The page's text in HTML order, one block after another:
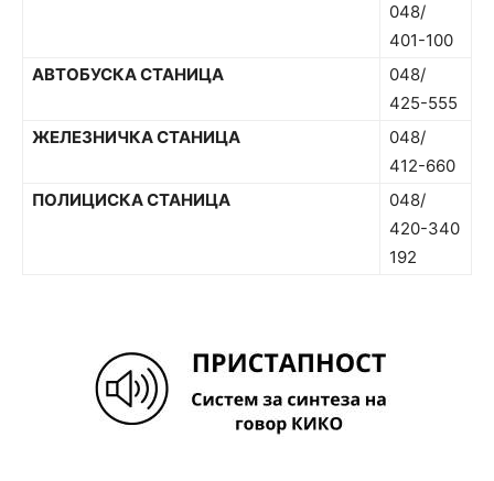
048/
401-100
АВТОБУСКА СТАНИЦА
048/
425-555
ЖЕЛЕЗНИЧКА СТАНИЦА
048/
412-660
ПОЛИЦИСКА СТАНИЦА
048/
420-340
192